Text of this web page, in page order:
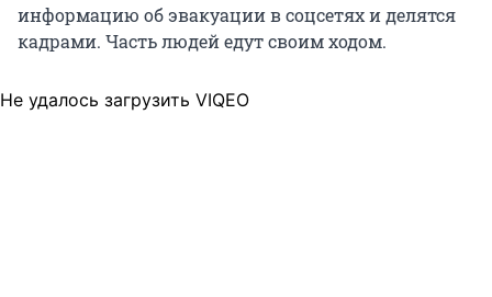
информацию об эвакуации в соцсетях и делятся
кадрами. Часть людей едут своим ходом.
Не удалось загрузить VIQEO